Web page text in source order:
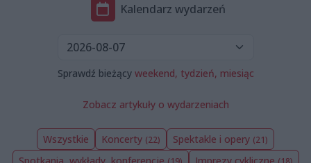
Kalendarz wydarzeń
Sprawdź bieżący weekend, tydzień, miesiąc
Zobacz artykuły o wydarzeniach
Wszystkie Koncerty (22) Spektakle i opery (21)